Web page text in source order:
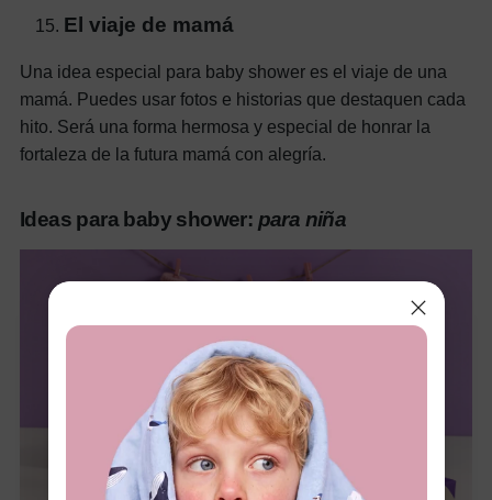
El viaje de mamá
Una idea especial para baby shower es el viaje de una
mamá. Puedes usar fotos e historias que destaquen cada
hito. Será una forma hermosa y especial de honrar la
fortaleza de la futura mamá con alegría.
Ideas para baby shower: para niña